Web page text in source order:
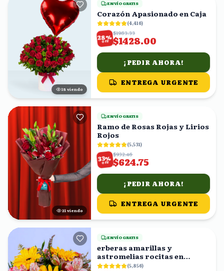
18 viendo
ENVÍO GRATIS
Corazón Apasionado en Caja
(4,416)
28%
OFF
$1983.33
$1428.00
¡PEDIR AHORA!
ENTREGA URGENTE
20 viendo
ENVÍO GRATIS
Ramo de Rosas Rojas y Lirios
Rojos
(5,531)
33%
OFF
$932.46
$624.75
¡PEDIR AHORA!
ENTREGA URGENTE
ENVÍO GRATIS
erberas amarillas y
astromelias rocitas en
florero (5,856)